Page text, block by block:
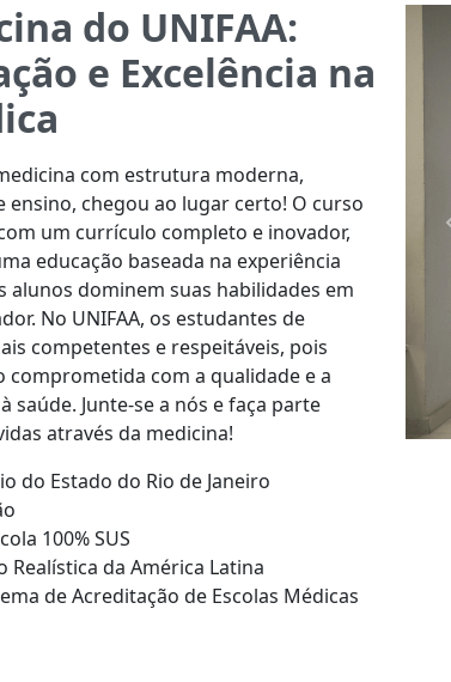
do UNIFAA:
e Excelência na
com estrutura moderna,
ensino, chegou ao lugar certo! O curso
um currículo completo e inovador,
educação baseada na experiência
dominem suas habilidades em
No UNIFAA, os estudantes de
competentes e respeitáveis, pois
com a qualidade e a
Junte-se a nós e faça parte
através da medicina!
do Estado do Rio de Janeiro
100% SUS
Realística da América Latina
de Acreditação de Escolas Médicas